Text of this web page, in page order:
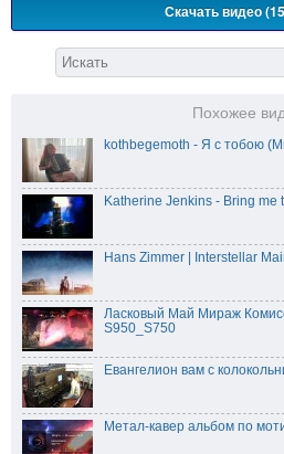
Скачать видео
Похожее
kothbegemoth - Я с тобою
Katherine Jenkins - Bring me
Hans Zimmer | Interstellar
Ласковый Май Мираж
S950_S750
Евангелион вам с
Метал-кавер альбом по